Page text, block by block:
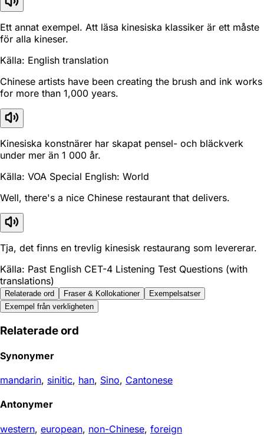
Ett annat exempel. Att läsa kinesiska klassiker är ett måste
för alla kineser.
Källa: English translation
Chinese artists have been creating the brush and ink works
for more than 1,000 years.
Kinesiska konstnärer har skapat pensel- och bläckverk
under mer än 1 000 år.
Källa: VOA Special English: World
Well, there's a nice Chinese restaurant that delivers.
Tja, det finns en trevlig kinesisk restaurang som levererar.
Källa: Past English CET-4 Listening Test Questions (with
translations)
Relaterade ord Fraser & Kollokationer
Exempelsatser
Exempel från verkligheten
Relaterade ord
Synonymer
mandarin, sinitic, han, Sino, Cantonese
Antonymer
western, european, non-Chinese, foreign